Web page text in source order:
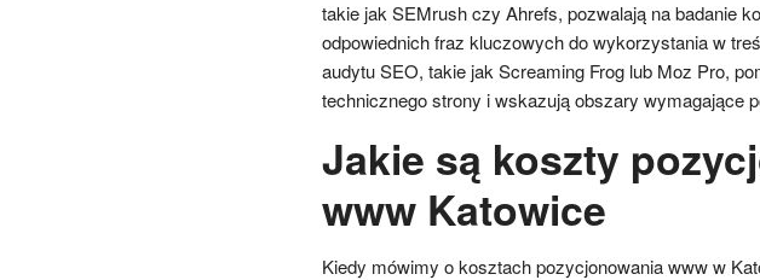
takie jak SEMrush czy Ahrefs, pozwalają na badanie
odpowiednich fraz kluczowych do wykorzystania w
audytu SEO, takie jak Screaming Frog lub Moz Pro,
technicznego strony i wskazują obszary wymagające
Jakie są koszty
www Katowice
Kiedy mówimy o kosztach pozycjonowania www w